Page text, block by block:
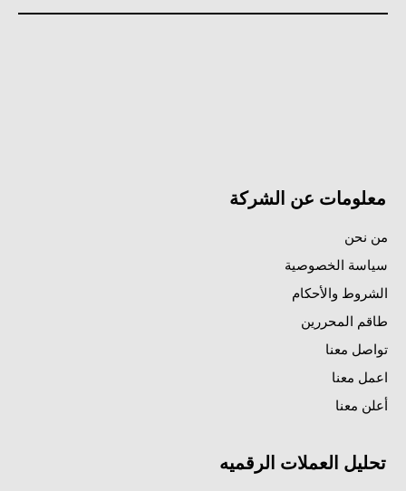
معلومات عن الشركة
من نحن
سياسة الخصوصية
الشروط والأحكام
طاقم المحررين
تواصل معنا
اعمل معنا
أعلن معنا
تحليل العملات الرقميه